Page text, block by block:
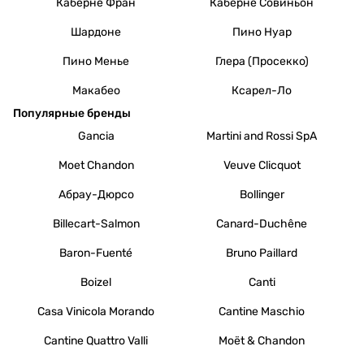
Шардоне Пино Нуар
Пино Менье Глера (Просекко)
Макабео
Ксарел-Ло
Популярные бренды
Gancia
Martini and Rossi SpA
Moet Chandon Veuve Clicquot
Абрау-Дюрсо Bollinger
Billecart-Salmon Canard-Duchêne
Baron-Fuenté Bruno Paillard
Boizel Canti
Casa Vinicola Morando Cantine Maschio
Cantine Quattro Valli Moët & Chandon